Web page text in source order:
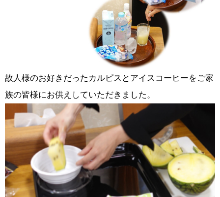
故人様のお好きだったカルピスとアイスコーヒーをご家
族の皆様にお供えしていただきました。